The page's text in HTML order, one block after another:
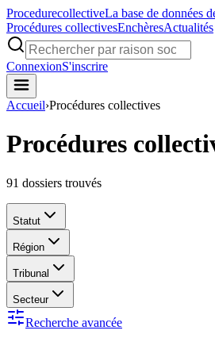
ProcedurecollectiveLa base de données
Procédures collectivesEnchèresActualités
ConnexionS'inscrire
Accueil›Procédures collectives
Procédures
91 dossiers trouvés
Statut
Région
Tribunal
Secteur
Recherche avancée